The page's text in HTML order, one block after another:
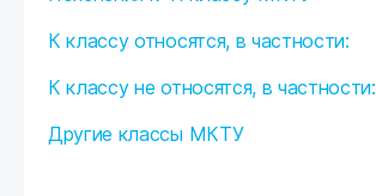
К классу относятся, в частности:
К классу не относятся, в частности:
Другие классы МКТУ